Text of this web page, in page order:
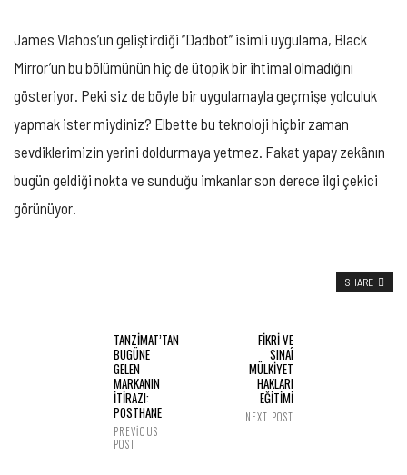
James Vlahos’un geliştirdiği ‘’Dadbot’’ isimli uygulama, Black
Mirror’un bu bölümünün hiç de ütopik bir ihtimal olmadığını
gösteriyor. Peki siz de böyle bir uygulamayla geçmişe yolculuk
yapmak ister miydiniz? Elbette bu teknoloji hiçbir zaman
sevdiklerimizin yerini doldurmaya yetmez. Fakat yapay zekânın
bugün geldiği nokta ve sunduğu imkanlar son derece ilgi çekici
görünüyor.
SHARE
TANZİMAT’TAN
BUGÜNE
GELEN
MARKANIN
İTİRAZI:
POSTHANE
PREVIOUS
POST
FİKRİ VE
SINAÎ
MÜLKİYET
HAKLARI
EĞİTİMİ
NEXT POST